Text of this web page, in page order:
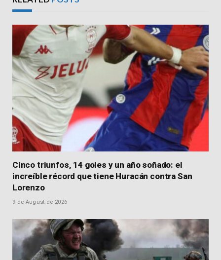
Cinco triunfos, 14 goles y un año soñado: el
increíble récord que tiene Huracán contra San
Lorenzo
9 de August de 2026